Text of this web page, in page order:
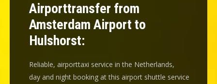
Airporttransfer from
Amsterdam Airport to
Hulshorst:
Reliable, airporttaxi service in the Netherlands,
day and night booking at this airport shuttle service